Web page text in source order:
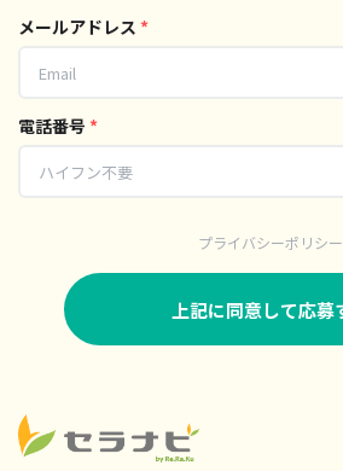
メールアドレス *
電話番号 *
プライバシーポリシー